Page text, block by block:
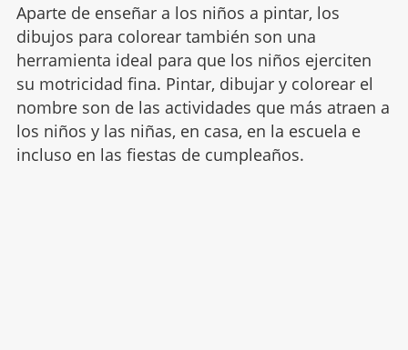
Aparte de enseñar a los niños a pintar, los
dibujos para colorear también son una
herramienta ideal para que los niños ejerciten
su motricidad fina. Pintar, dibujar y colorear el
nombre son de las actividades que más atraen a
los niños y las niñas, en casa, en la escuela e
incluso en las fiestas de cumpleaños.